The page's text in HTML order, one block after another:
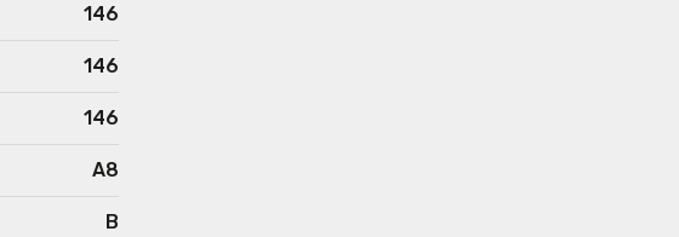
146
146
146
A8
B